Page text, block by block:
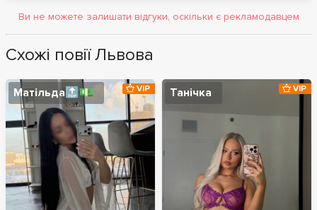
Ви не можете залишати відгуки, оскільки є рекламодавцем
Схожі повії Львова
Матільда🔝💵 VIP Танічка VIP